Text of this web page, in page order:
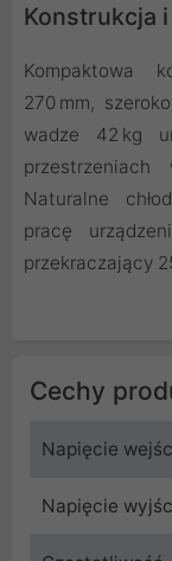
Konstrukcja
Kompaktowa
270 mm,
wadze 42 kg
Naturalne
pracę
przekraczający
Cechy
Napięcie
Napięcie